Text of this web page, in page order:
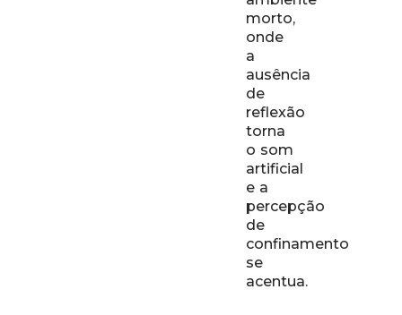
morto,
onde
a
ausência
de
reflexão
torna
o som
artificial
e a
percepção
de
confinamento
se
acentua.